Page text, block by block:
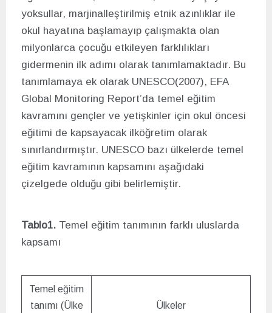
yoksullar, marjinalleştirilmiş etnik azınlıklar ile
okul hayatına başlamayıp çalışmakta olan
milyonlarca çocuğu etkileyen farklılıkları
gidermenin ilk adımı olarak tanımlamaktadır. Bu
tanımlamaya ek olarak UNESCO(2007), EFA
Global Monitoring Report’da temel eğitim
kavramını gençler ve yetişkinler için okul öncesi
eğitimi de kapsayacak ilköğretim olarak
sınırlandırmıştır. UNESCO bazı ülkelerde temel
eğitim kavramının kapsamını aşağıdaki
çizelgede olduğu gibi belirlemiştir.
Tablo1. Temel eğitim tanımının farklı uluslarda
kapsamı
Temel eğitim
tanımı (Ülke
Ülkeler